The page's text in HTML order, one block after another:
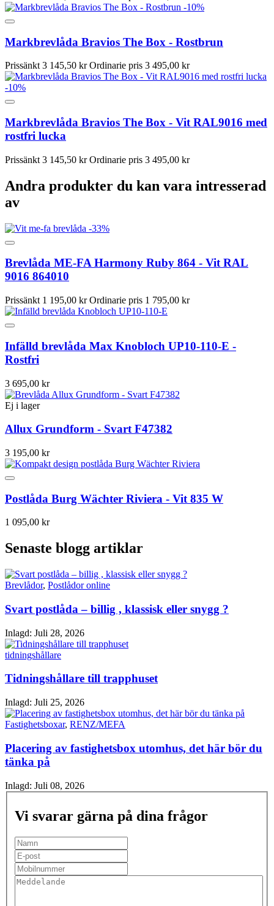
-10%
Markbrevlåda Bravios The Box - Rostbrun
Prissänkt 3 145,50 kr Ordinarie pris 3 495,00 kr
-10%
Markbrevlåda Bravios The Box - Vit RAL9016 med
rostfri lucka
Prissänkt 3 145,50 kr Ordinarie pris 3 495,00 kr
Andra produkter du kan vara intresserad
av
-33%
Brevlåda ME-FA Harmony Ruby 864 - Vit RAL
9016 864010
Prissänkt 1 195,00 kr Ordinarie pris 1 795,00 kr
Infälld brevlåda Max Knobloch UP10-110-E -
Rostfri
3 695,00 kr
Ej i lager
Allux Grundform - Svart F47382
3 195,00 kr
Postlåda Burg Wächter Riviera - Vit 835 W
1 095,00 kr
Senaste blogg artiklar
Brevlådor, Postlådor online
Svart postlåda – billig , klassisk eller snygg ?
Inlagd: Juli 28, 2026
tidningshållare
Tidningshållare till trapphuset
Inlagd: Juli 25, 2026
Fastighetsboxar, RENZ/MEFA
Placering av fastighetsbox utomhus, det här bör du
tänka på
Inlagd: Juli 08, 2026
Vi svarar gärna på dina frågor